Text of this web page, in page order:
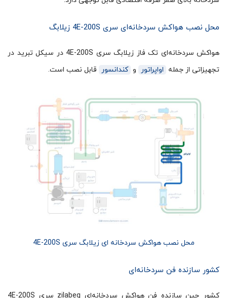
محل نصب هواکش سردخانه‌ای سری 4E-200S زیلابگ
هواکش سردخانه‌ای تک فاز زیلابگ سری 4E-200S در سیکل تبرید در
تجهیزاتی از جمله اواپراتور و کندانسور قابل نصب است.
محل نصب هواکش سردخانه ای زیلابگ سری 4E-200S
کشور سازنده فن سردخانه‌ای
کشور چین سازنده فن هواکش سردخانه‌ای zilabeg سری 4E-200S